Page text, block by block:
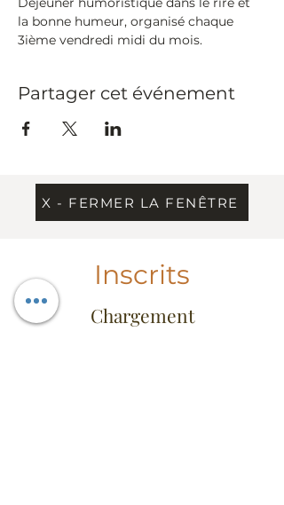
la bonne humeur, organisé chaque
3ième vendredi midi du mois.
Partager cet événement
X - FERMER LA FENÊTRE
Inscrits
Chargement